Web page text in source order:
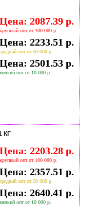
Цена: 2087.39 р.
крупный опт от 100 000 р.
Цена: 2233.51 р.
средний опт от 50 000 р.
Цена: 2501.53 р.
мелкий опт от 10 000 р.
КГ
Цена: 2203.28 р.
крупный опт от 100 000 р.
Цена: 2357.51 р.
средний опт от 50 000 р.
Цена: 2640.41 р.
мелкий опт от 10 000 р.